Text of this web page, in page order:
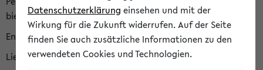
bielefeld.de an den Verteiler 'Alle Studierenden':
English version below
Liebe Studierende,
Datenschutzerklärung einsehen und mit der
Wirkung für die Zukunft widerrufen. Auf der Seite
finden Sie auch zusätzliche Informationen zu den
verwendeten Cookies und Technologien.